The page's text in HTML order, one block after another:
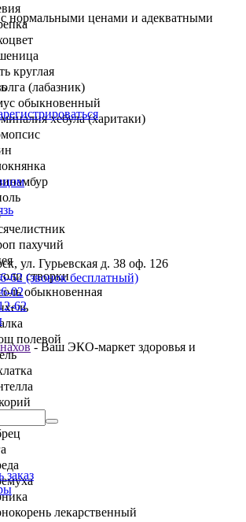
круглая
(лабазник)
обыкновенный
хебула (харитаки)
пахучий
створки
обыкновенная
полевой
лекарственный
нормальными ценами и адекватными
ул. Гурьевская д. 38 оф. 126
62 (звонок бесплатный)
02
62
- Ваш ЭКО-маркет здоровья и